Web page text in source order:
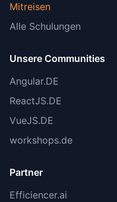
Mitreisen
Alle Schulungen
Unsere Communities
Angular.DE
ReactJS.DE
VueJS.DE
workshops.de
Partner
Efficiencer.ai